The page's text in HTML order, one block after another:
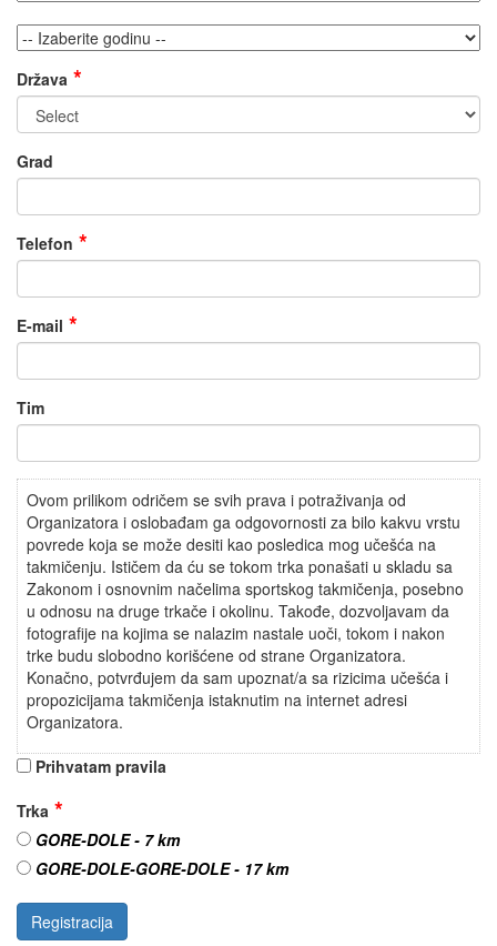
Država
Grad
Telefon
E-mail
Tim
Ovom prilikom odričem se svih prava i potraživanja od
Organizatora i oslobađam ga odgovornosti za bilo kakvu vrstu
povrede koja se može desiti kao posledica mog učešća na
takmičenju. Ističem da ću se tokom trka ponašati u skladu sa
Zakonom i osnovnim načelima sportskog takmičenja, posebno
u odnosu na druge trkače i okolinu. Takođe, dozvoljavam da
fotografije na kojima se nalazim nastale uoči, tokom i nakon
trke budu slobodno korišćene od strane Organizatora.
Konačno, potvrđujem da sam upoznat/a sa rizicima učešća i
propozicijama takmičenja istaknutim na internet adresi
Organizatora.
Prihvatam pravila
Trka
GORE-DOLE - 7 km
GORE-DOLE-GORE-DOLE - 17 km
Registracija